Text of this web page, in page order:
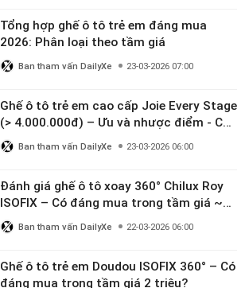
Tổng hợp ghế ô tô trẻ em đáng mua
2026: Phân loại theo tầm giá
Ban tham vấn DailyXe 23-03-2026 07:00
Ghế ô tô trẻ em cao cấp Joie Every Stage
(> 4.000.000đ) – Ưu và nhược điểm - Có
đáng đầu tư cho bé từ 0–12 tuổi?
Ban tham vấn DailyXe 23-03-2026 06:00
Đánh giá ghế ô tô xoay 360° Chilux Roy
ISOFIX – Có đáng mua trong tầm giá ~3
triệu
Ban tham vấn DailyXe 22-03-2026 06:00
Ghế ô tô trẻ em Doudou ISOFIX 360° – Có
đáng mua trong tầm giá 2 triệu?